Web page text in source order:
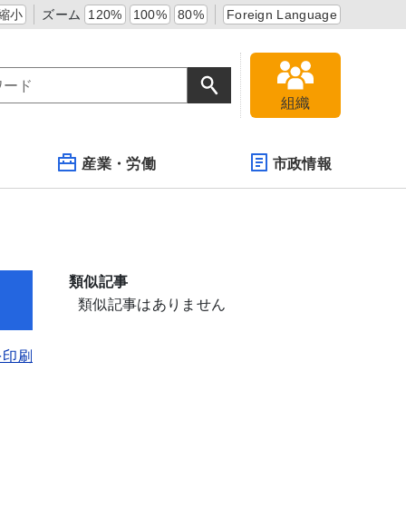
小 ズーム 120% 100% 80% Foreign Language
組織
産業・労働 市政情報
刷
類似記事
類似記事はありません